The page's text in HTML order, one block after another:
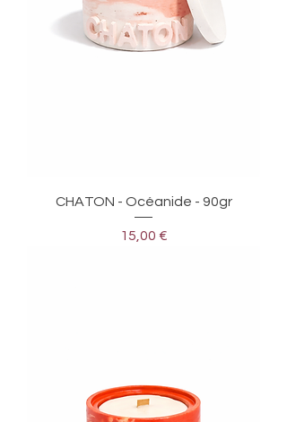
CHATON - Océanide - 90gr
Prix
15,00 €